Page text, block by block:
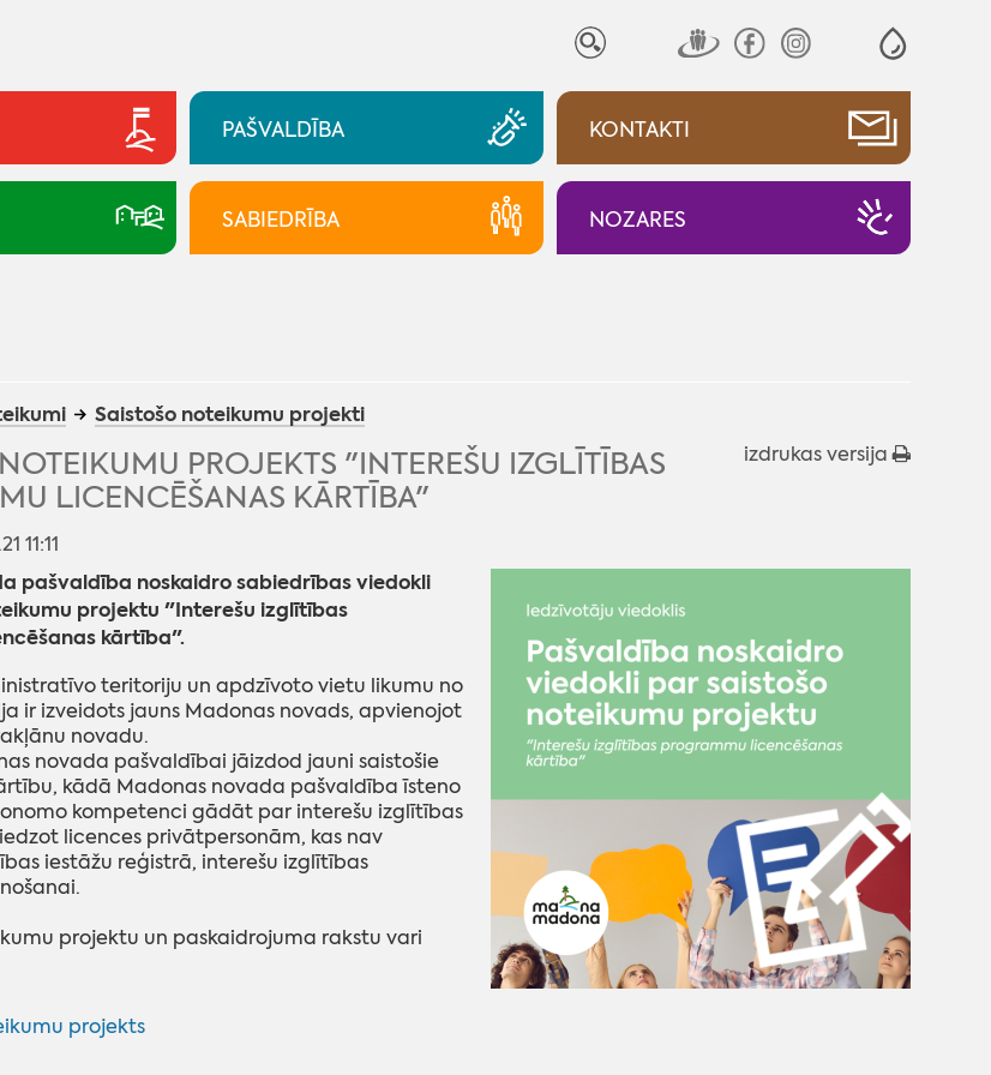
PAŠVALDĪBA KONTAKTI
SABIEDRĪBA NOZARES
Saistošo noteikumu projekti
izdrukas versija
PROJEKTS "INTEREŠU IZGLĪTĪBAS
LICENCĒŠANAS KĀRTĪBA"
11:11
pašvaldība noskaidro sabiedrības viedokli
projektu "Interešu izglītības
kārtība".
teritoriju un apdzīvoto vietu likumu no
ir izveidots jauns Madonas novads, apvienojot
novadu.
novada pašvaldībai jāizdod jauni saistošie
kādā Madonas novada pašvaldība īsteno
kompetenci gādāt par interešu izglītības
licences privātpersonām, kas nav
iestāžu reģistrā, interešu izglītības
projektu un paskaidrojuma rakstu vari
projekts